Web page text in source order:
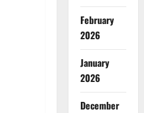
February
2026
January
2026
December